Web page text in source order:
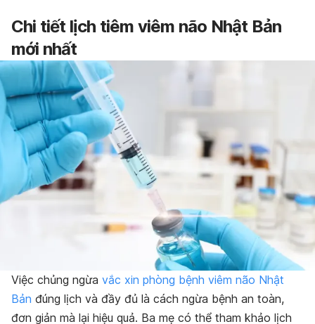
Chi tiết lịch tiêm viêm não Nhật Bản
mới nhất
Việc chủng ngừa vắc xin phòng bệnh viêm não Nhật
Bản đúng lịch và đầy đủ là cách ngừa bệnh an toàn,
đơn giản mà lại hiệu quả. Ba mẹ có thể tham khảo lịch